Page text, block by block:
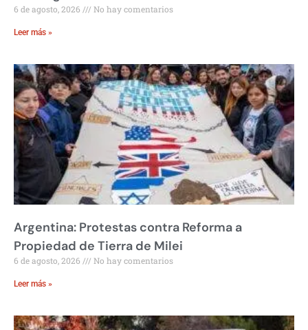
6 de agosto, 2026 No hay comentarios
Leer más »
Argentina: Protestas contra Reforma a
Propiedad de Tierra de Milei
6 de agosto, 2026 No hay comentarios
Leer más »